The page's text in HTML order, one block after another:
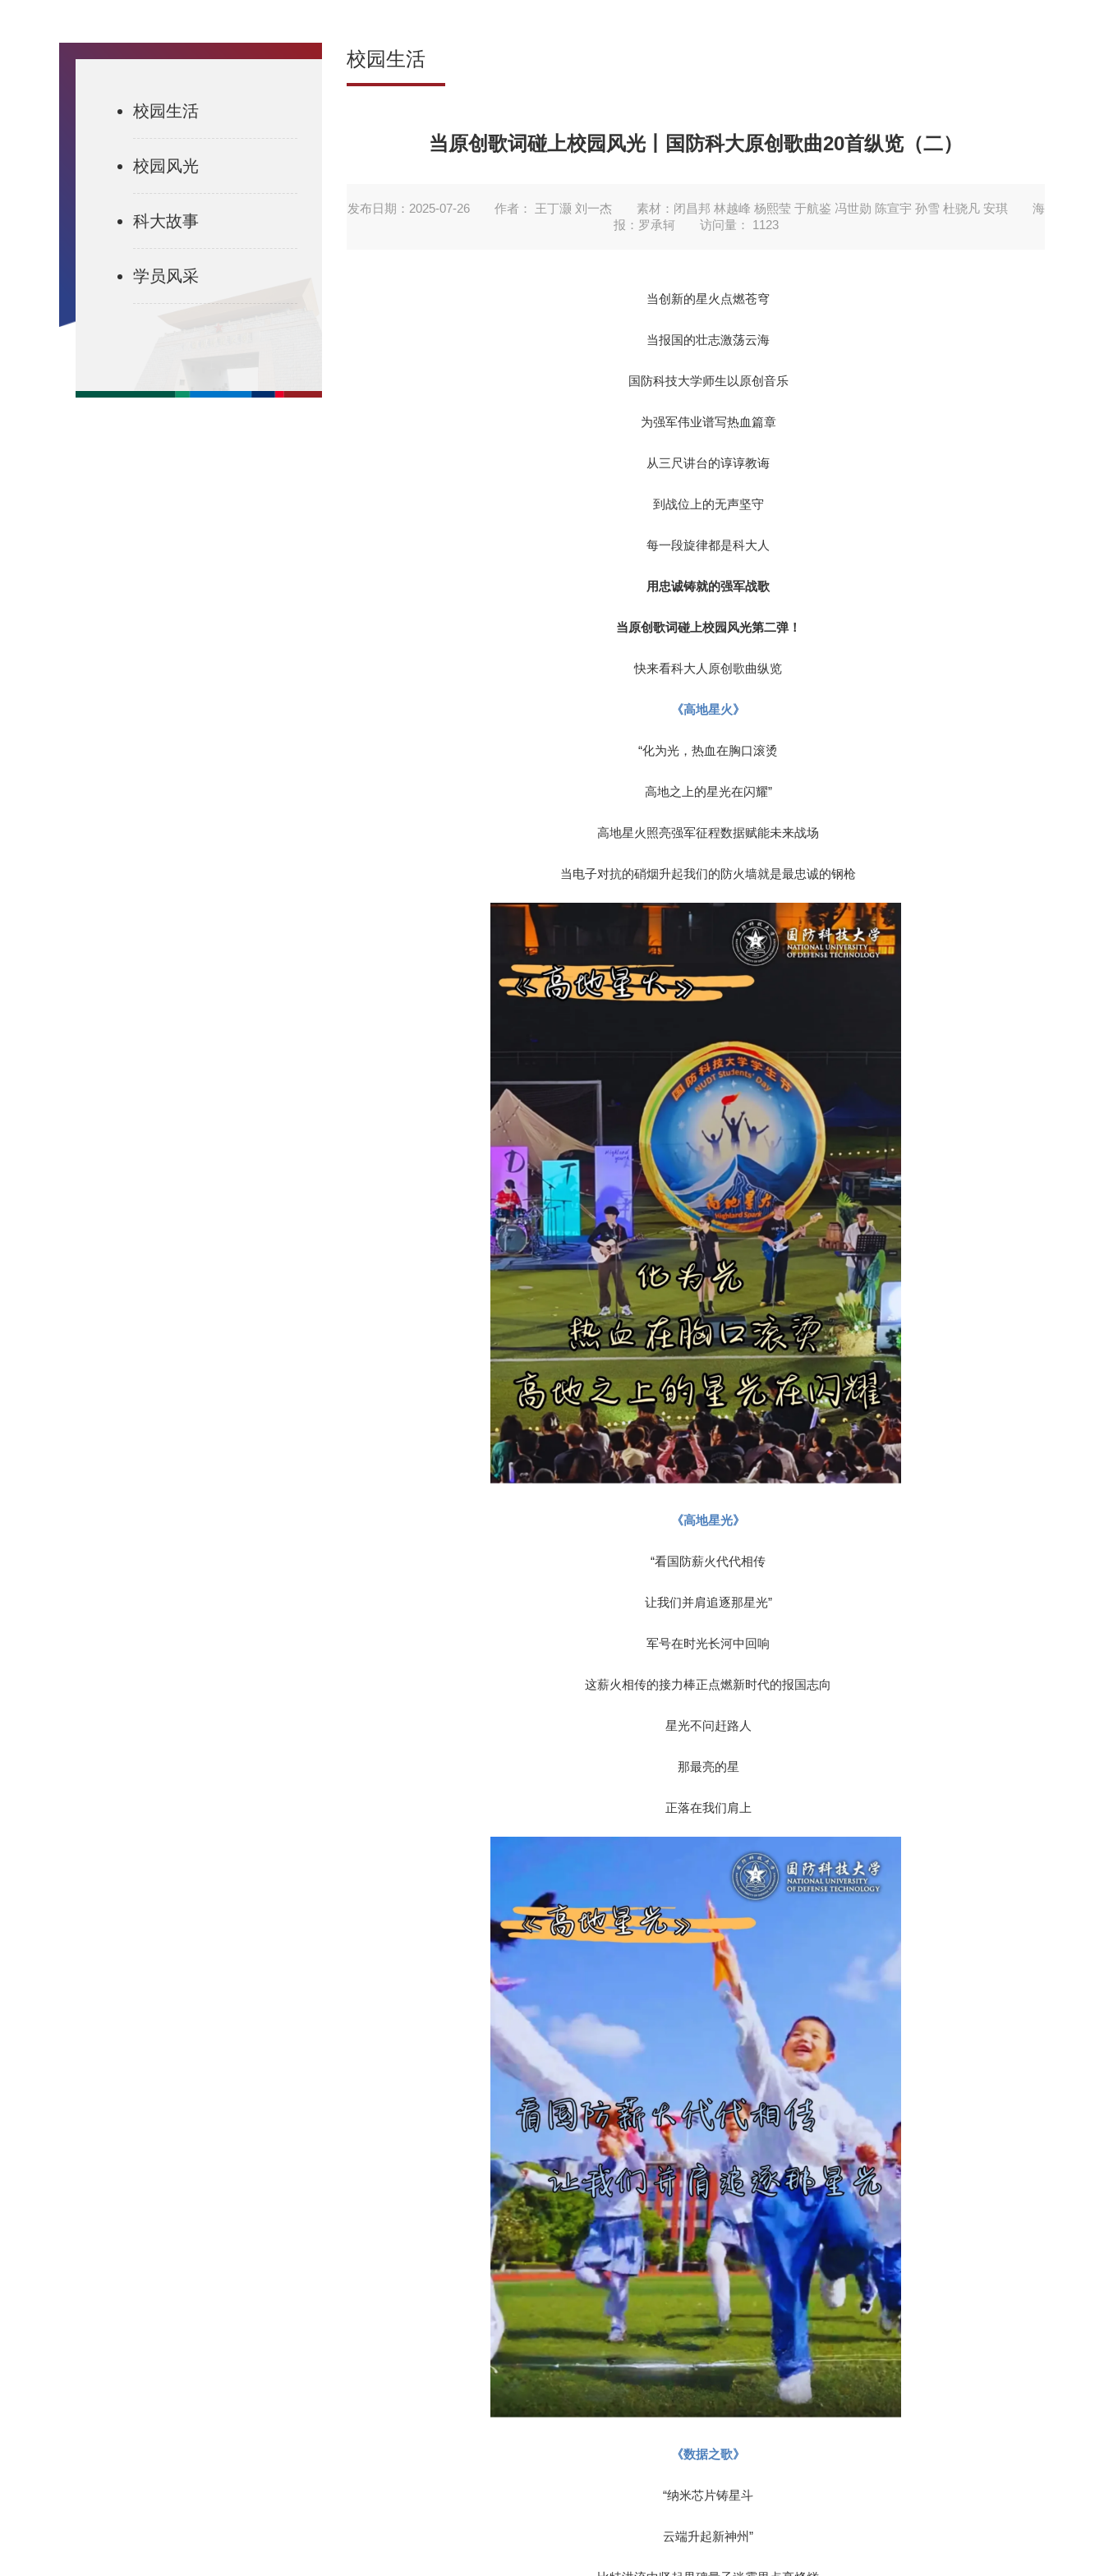
校园生活
校园风光
科大故事
学员风采
校园生活
当原创歌词碰上校园风光丨国防科大原创歌曲20首纵览（二）
发布日期：2025-07-26 作者： 王丁灏 刘一杰 素材：闭昌邦 林越峰 杨熙莹 于航鉴 冯世勋 陈宣宇 孙雪 杜骁凡 安琪
海
报：罗承轲
访问量： 1123
当创新的星火点燃苍穹
当报国的壮志激荡云海
国防科技大学师生以原创音乐
为强军伟业谱写热血篇章
从三尺讲台的谆谆教诲
到战位上的无声坚守
每一段旋律都是科大人
用忠诚铸就的强军战歌
当原创歌词碰上校园风光第二弹！
快来看科大人原创歌曲纵览
《高地星火》
“化为光，热血在胸口滚烫
高地之上的星光在闪耀”
高地星火照亮强军征程数据赋能未来战场
当电子对抗的硝烟升起我们的防火墙就是最忠诚的钢枪
《高地星光》
“看国防薪火代代相传
让我们并肩追逐那星光”
军号在时光长河中回响
这薪火相传的接力棒正点燃新时代的报国志向
星光不问赶路人
那最亮的星
正落在我们肩上
《数据之歌》
“纳米芯片铸星斗
云端升起新神州”